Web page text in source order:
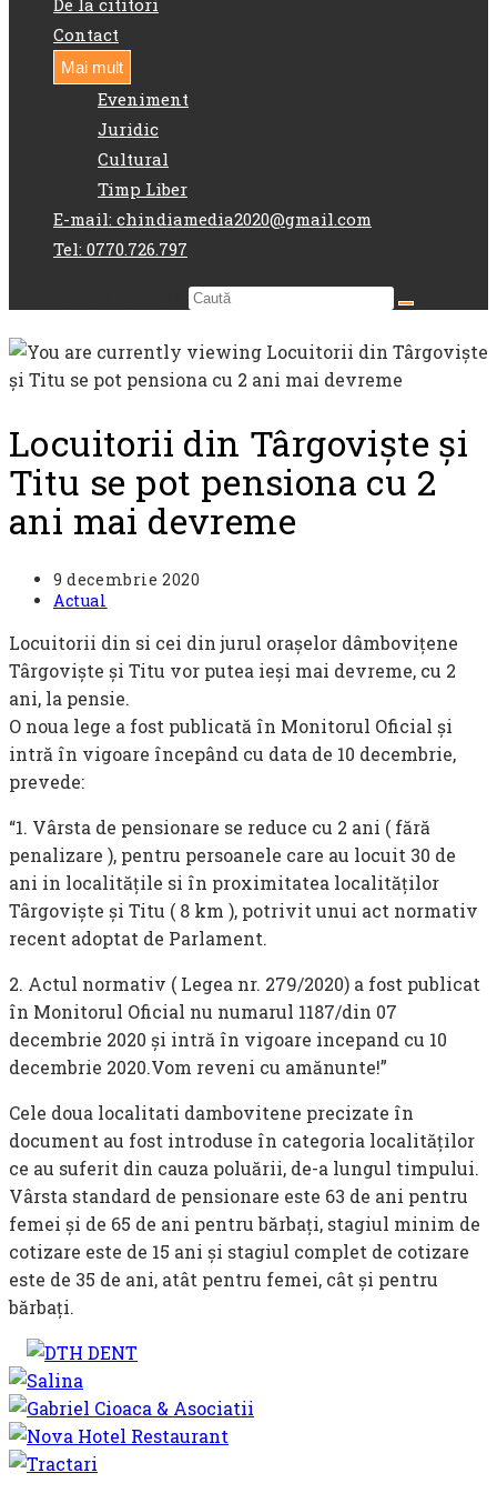
De la cititori
Contact
Mai mult
Eveniment
Juridic
Cultural
Timp Liber
E-mail: chindiamedia2020@gmail.com
Tel: 0770.726.797
Locuitorii din Târgoviște și
Titu se pot pensiona cu 2
ani mai devreme
Post
published:
9 decembrie 2020
Post
Actual
Locuitorii din si cei din jurul orașelor dâmbovițene
Târgoviște și Titu vor putea ieși mai devreme, cu 2
ani, la pensie.
O noua lege a fost publicată în Monitorul Oficial și
intră în vigoare începând cu data de 10 decembrie,
prevede:
“1. Vârsta de pensionare se reduce cu 2 ani ( fără
penalizare ), pentru persoanele care au locuit 30 de
ani in localitățile si în proximitatea localităților
Târgoviște și Titu ( 8 km ), potrivit unui act normativ
recent adoptat de Parlament.
2. Actul normativ ( Legea nr. 279/2020) a fost publicat
în Monitorul Oficial nu numarul 1187/din 07
decembrie 2020 și intră în vigoare incepand cu 10
decembrie 2020.Vom reveni cu amănunte!”
Cele doua localitati dambovitene precizate în
document au fost introduse în categoria localităților
ce au suferit din cauza poluării, de-a lungul timpului.
Vârsta standard de pensionare este 63 de ani pentru
femei şi de 65 de ani pentru bărbaţi, stagiul minim de
cotizare este de 15 ani şi stagiul complet de cotizare
este de 35 de ani, atât pentru femei, cât şi pentru
bărbaţi.